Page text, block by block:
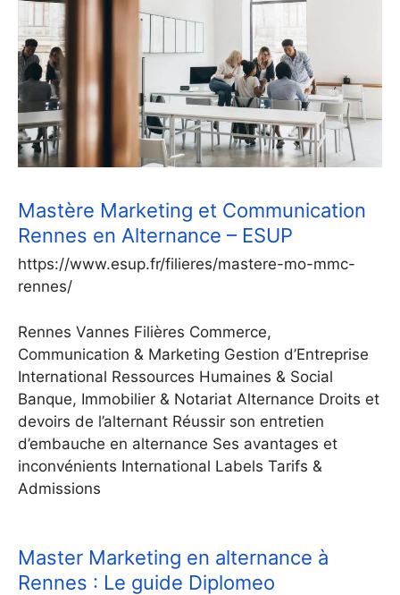
Mastère Marketing et Communication
Rennes en Alternance – ESUP
https://www.esup.fr/filieres/mastere-mo-mmc-
rennes/
Rennes Vannes Filières Commerce,
Communication & Marketing Gestion d’Entreprise
International Ressources Humaines & Social
Banque, Immobilier & Notariat Alternance Droits et
devoirs de l’alternant Réussir son entretien
d’embauche en alternance Ses avantages et
inconvénients International Labels Tarifs &
Admissions
Master Marketing en alternance à
Rennes : Le guide Diplomeo